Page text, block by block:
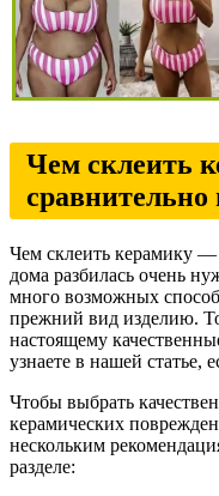
Чем склеить
сравнительно
Чем склеить керамику
дома разбилась очень
много возможных
прежний вид изделию.
настоящему
узнаете в нашей статье,
Чтобы выбрать
керамических
нескольким
разделе: